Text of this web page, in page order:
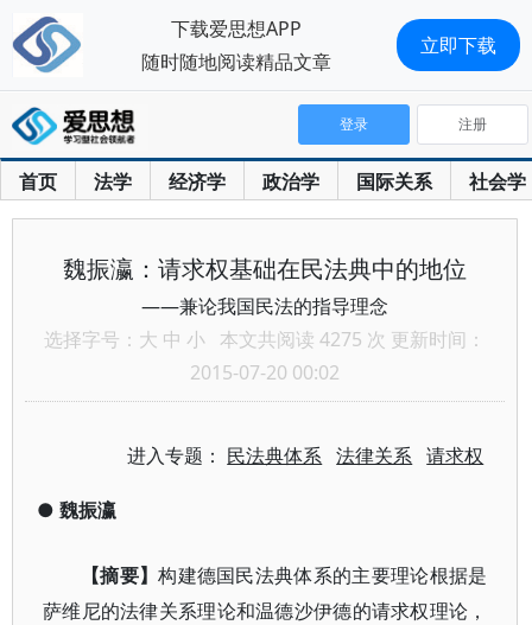
首页 法学 经济学 政治学 国际关系 社会学
登录 注册
魏振瀛：请求权基础在民法典中的地位
——兼论我国民法的指导理念
选择字号： 大 中 小 本文共阅读 4275 次 更新时间：
2015-07-20 00:02
进入专题： 民法典体系 法律关系 请求权
● 魏振瀛
【摘要】构建德国民法典体系的主要理论根据是
萨维尼的法律关系理论和温德沙伊德的请求权理论，
下载爱思想APP
随时随地阅读精品文章
立即下载